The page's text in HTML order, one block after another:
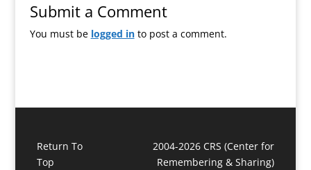
Submit a Comment
You must be logged into post a comment.
Return To
Top
2004-2026 CRS (Center for
Remembering & Sharing)